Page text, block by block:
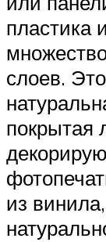
пластика
слоев.
покрытая
из